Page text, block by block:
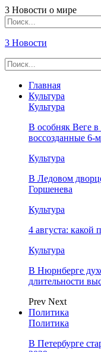
3 Новости о мире
3 Новости
Главная
Культура
Культура
В особняк Веге в
воссозданные 6-
Культура
В Ледовом
Горшенева
Культура
4 августа: какой
Культура
В Нюрнберге
длительности
Prev Next
Политика
Политика
В Петербурге